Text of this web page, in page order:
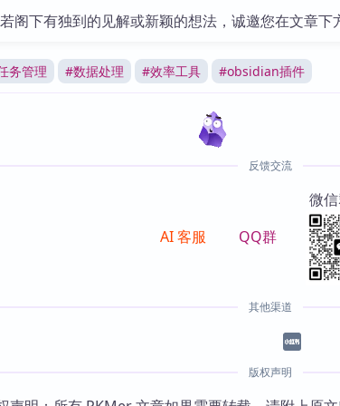
若阁下有独到的见解或新颖的想法，诚邀您在文章下
务管理 #数据处理 #效率工具 #obsidian插件
反馈交流
AI 客服 QQ群
微
其他渠道
版权声明